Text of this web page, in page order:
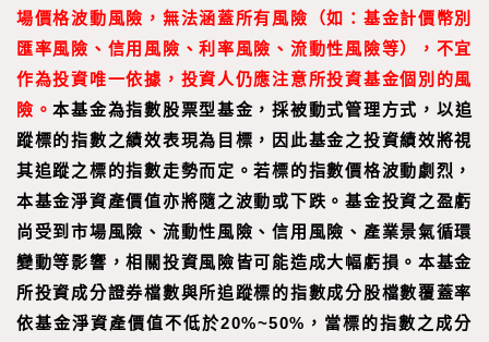
場價格波動風險，無法涵蓋所有風險（如：基金計價幣別
匯率風險、信用風險、利率風險、流動性風險等），不宜
作為投資唯一依據，投資人仍應注意所投資基金個別的風
險。本基金為指數股票型基金，採被動式管理方式，以追
蹤標的指數之績效表現為目標，因此基金之投資績效將視
其追蹤之標的指數走勢而定。若標的指數價格波動劇烈，
本基金淨資產價值亦將隨之波動或下跌。基金投資之盈虧
尚受到市場風險、流動性風險、信用風險、產業景氣循環
變動等影響，相關投資風險皆可能造成大幅虧損。本基金
所投資成分證券檔數與所追蹤標的指數成分股檔數覆蓋率
依基金淨資產價值不低於20%~50%，當標的指數之成分